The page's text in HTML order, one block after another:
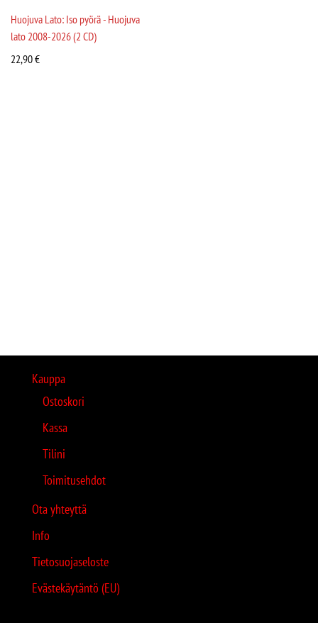
Huojuva Lato: Iso pyörä - Huojuva
lato 2008-2026 (2 CD)
22,90€
Kauppa
Ostoskori
Kassa
Tilini
Toimitusehdot
Ota yhteyttä
Info
Tietosuojaseloste
Evästekäytäntö (EU)